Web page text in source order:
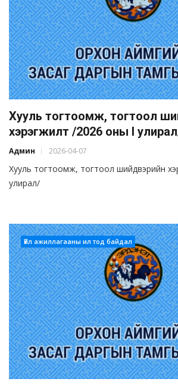
Хууль тогтоомж, тогтоол
хэрэгжилт /2026 оны I
Админ 2026-04-07
Хууль тогтоомж, тогтоол шийдвэрийн
улирал/
Үйл ажиллагааны ил тод байдал